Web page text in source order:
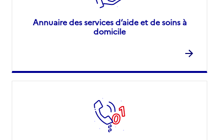
Annuaire des services d’aide et de soins à
domicile